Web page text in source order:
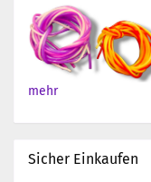
mehr
Sicher Einkaufen